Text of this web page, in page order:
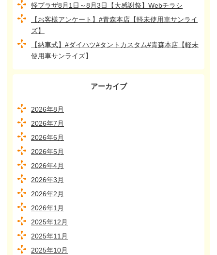
軽プラザ8月1日～8月3日【大感謝祭】Webチラシ
【お客様アンケート】#青森本店【軽未使用車サンライ
ズ】
【納車式】#ダイハツ#タントカスタム#青森本店【軽未
使用車サンライズ】
アーカイブ
2026年8月
2026年7月
2026年6月
2026年5月
2026年4月
2026年3月
2026年2月
2026年1月
2025年12月
2025年11月
2025年10月